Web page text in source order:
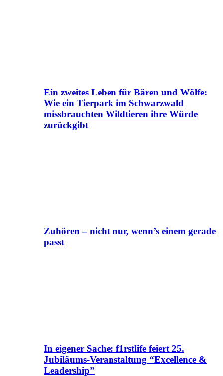
Ein zweites Leben für Bären und Wölfe:
Wie ein Tierpark im Schwarzwald
missbrauchten Wildtieren ihre Würde
zurückgibt
Zuhören – nicht nur, wenn’s einem gerade
passt
In eigener Sache: f1rstlife feiert 25.
Jubiläums-Veranstaltung “Excellence &
Leadership”